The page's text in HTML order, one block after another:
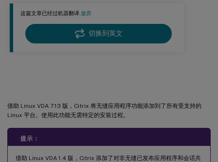
这篇文章已经过机器翻译.放弃
切换到英文
借助 Linux VDA 7.13 版，Citrix 将无缝应用程序功能添加到了所有受支持的
Linux 平台。使用此功能无需特定的安装过程。
提示：
借助 Linux VDA 1.4 版，Citrix 添加了对非无缝已发布应用程序和会话共